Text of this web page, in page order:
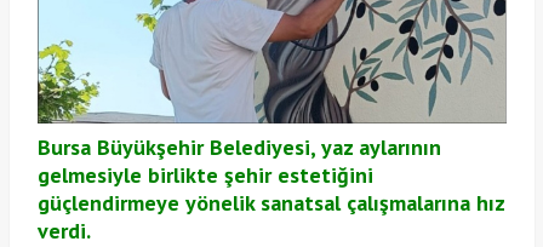
Bursa Büyükşehir Belediyesi, yaz aylarının
gelmesiyle birlikte şehir estetiğini
güçlendirmeye yönelik sanatsal çalışmalarına hız
verdi.